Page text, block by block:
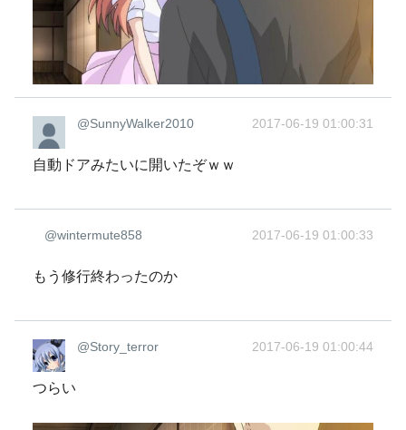
@SunnyWalker2010 2017-06-19 01:00:31
自動ドアみたいに開いたぞｗｗ
@wintermute858 2017-06-19 01:00:33
もう修行終わったのか
@Story_terror 2017-06-19 01:00:44
つらい